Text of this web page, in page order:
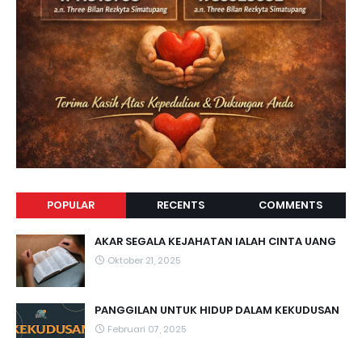
POPULAR RECENTS COMMENTS
AKAR SEGALA KEJAHATAN IALAH CINTA UANG
Oktober 21, 2025
PANGGILAN UNTUK HIDUP DALAM KEKUDUSAN
Februari 07, 2025